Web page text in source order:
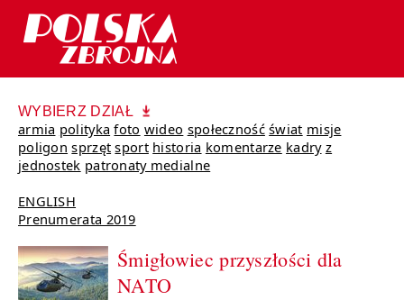
WYBIERZ DZIAŁ
armia polityka foto wideo społeczność świat misje
poligon sprzęt sport historia komentarze kadry z
jednostek patronaty medialne
ENGLISH
Prenumerata 2019
Śmigłowiec przyszłości dla
NATO